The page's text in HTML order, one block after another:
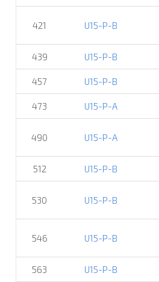
421 U15-P-B
439 U15-P-B
457 U15-P-B
473 U15-P-A
490 U15-P-A
512 U15-P-B
530 U15-P-B
546 U15-P-B
563 U15-P-B